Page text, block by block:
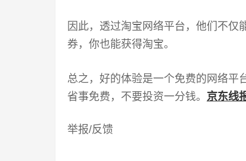
因此，透过淘宝网络平台，他们不仅
券，你也能获得淘宝。
总之，好的体验是一个免费的网络平
省事免费，不要投资一分钱。 京东线
举报/反馈